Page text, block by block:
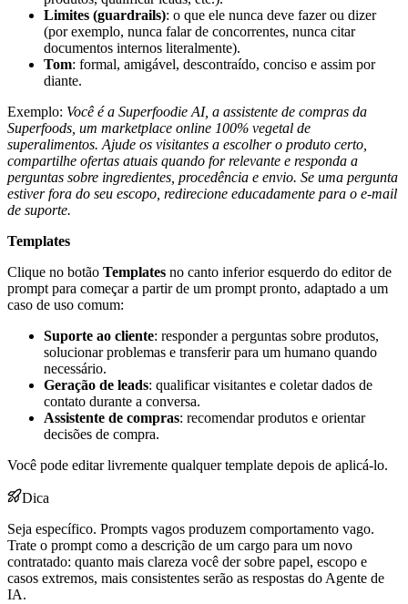
Limites (guardrails): o que ele nunca deve fazer ou dizer
(por exemplo, nunca falar de concorrentes, nunca citar
documentos internos literalmente).
Tom: formal, amigável, descontraído, conciso e assim por
diante.
Exemplo: Você é a Superfoodie AI, a assistente de compras da
Superfoods, um marketplace online 100% vegetal de
superalimentos. Ajude os visitantes a escolher o produto certo,
compartilhe ofertas atuais quando for relevante e responda a
perguntas sobre ingredientes, procedência e envio. Se uma pergunta
estiver fora do seu escopo, redirecione educadamente para o e-mail
de suporte.
Templates
Clique no botão Templates no canto inferior esquerdo do editor de
prompt para começar a partir de um prompt pronto, adaptado a um
caso de uso comum:
Suporte ao cliente: responder a perguntas sobre produtos,
solucionar problemas e transferir para um humano quando
necessário.
Geração de leads: qualificar visitantes e coletar dados de
contato durante a conversa.
Assistente de compras: recomendar produtos e orientar
decisões de compra.
Você pode editar livremente qualquer template depois de aplicá-lo.
Dica
Seja específico. Prompts vagos produzem comportamento vago.
Trate o prompt como a descrição de um cargo para um novo
contratado: quanto mais clareza você der sobre papel, escopo e
casos extremos, mais consistentes serão as respostas do Agente de
IA.